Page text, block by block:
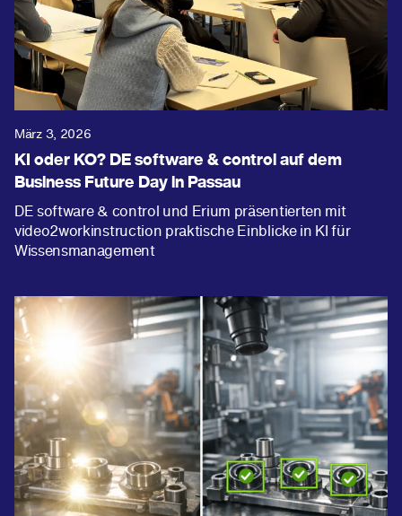
März 3, 2026
KI oder KO? DE software & control auf dem
Business Future Day in Passau
DE software & control und Erium präsentierten mit
video2workinstruction praktische Einblicke in KI für
Wissensmanagement